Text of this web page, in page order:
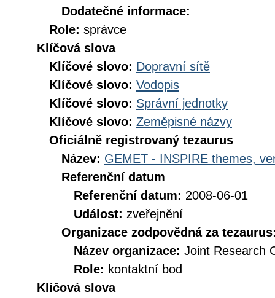
Dodatečné informace:
Role: správce
Klíčová slova
Klíčové slovo: Dopravní sítě
Klíčové slovo: Vodopis
Klíčové slovo: Správní jednotky
Klíčové slovo: Zeměpisné názvy
Oficiálně registrovaný tezaurus
Název: GEMET - INSPIRE themes,
Referenční datum
Referenční datum: 2008-06-01
Událost: zveřejnění
Organizace zodpovědná za
Název organizace: Joint Research
Role: kontaktní bod
Klíčová slova